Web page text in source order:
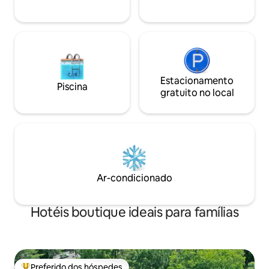
in
Piscina
Estacionamento
gratuito no local
Ar-condicionado
Hotéis boutique ideais para famílias